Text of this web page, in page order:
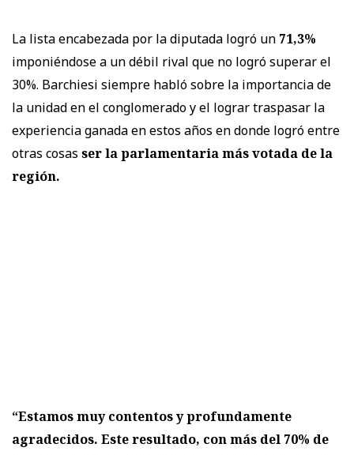
La lista encabezada por la diputada logró un 71,3%
imponiéndose a un débil rival que no logró superar el
30%. Barchiesi siempre habló sobre la importancia de
la unidad en el conglomerado y el lograr traspasar la
experiencia ganada en estos años en donde logró entre
otras cosas ser la parlamentaria más votada de la
región.
“Estamos muy contentos y profundamente
agradecidos. Este resultado, con más del 70% de